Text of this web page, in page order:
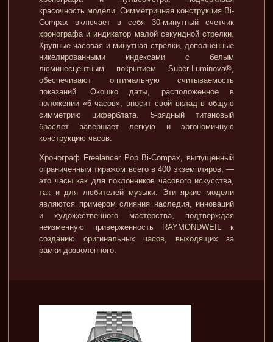
красочность модели. Симметричная конструкция Bi-
Compax включает в себя 30-минутный счетчик
хронографа и индикатор малой секундной стрелки.
Крупные часовая и минутная стрелки, дополненные
никелированными индексами с белым
люминесцентным покрытием Super-Luminova®,
обеспечивают оптимальную считываемость
показаний. Окошко даты, расположенное в
положении «6 часов», вносит свой вклад в общую
симметрию циферблата. 5-рядный титановый
браслет завершает легкую и эргономичную
конструкцию часов.
Хронограф Freelancer Pop Bi-Compax, выпущенный
ограниченным тиражом всего в 400 экземпляров, —
это часы как для поклонников часового искусства,
так и для любителей музыки. Эти яркие модели
являются примером слияния наследия, инноваций
и художественного мастерства, подтверждая
неизменную приверженность RAYMONDWEIL к
созданию оригинальных часов, выходящих за
рамки дозволенного.